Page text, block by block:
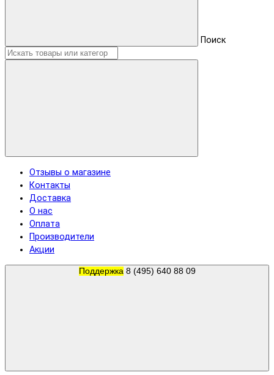
Поиск
Отзывы о магазине
Контакты
Доставка
О нас
Оплата
Производители
Акции
Поддержка 8 (495) 640 88 09